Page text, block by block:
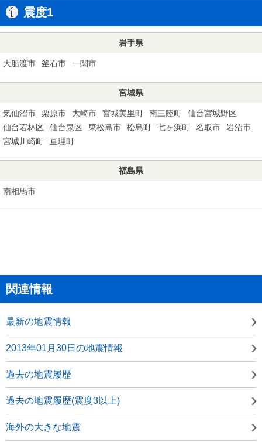
震度1
岩手県
大船渡市 釜石市 一関市
宮城県
気仙沼市 栗原市 大崎市 宮城美里町 南三陸町
仙台宮城野区
仙台若林区
仙台泉区 東松島市 松島町 七ヶ浜町 名取市
岩沼市
宮城川崎町
亘理町
福島県
南相馬市
関連情報
最新の地震情報
2013年01月30日の地震情報
過去の地震履歴
過去の地震履歴(震度3以上)
海外の大きな地震